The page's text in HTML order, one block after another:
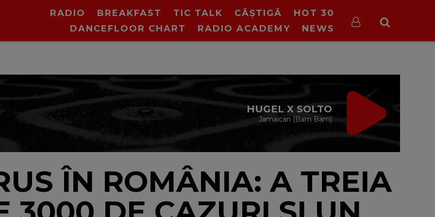
RADIO BREAKFAST TIC TALK CÂȘTIGĂ
HOT 30
DANCEFLOOR CHART
RADIO ACADEMY NEWS
BREAKFAST
cu Oana Paraschiv și Andreas Petrescu
ÎN ROMÂNIA: A TREIA